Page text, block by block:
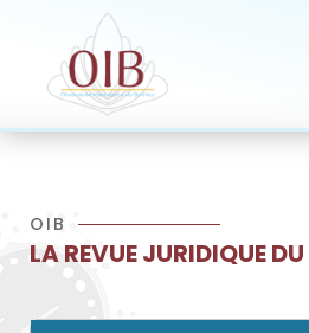
OIB
LA REVUE JURIDIQUE